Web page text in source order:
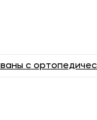
с